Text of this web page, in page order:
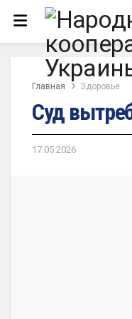
Главная Здоровье
Суд
17.05.2026